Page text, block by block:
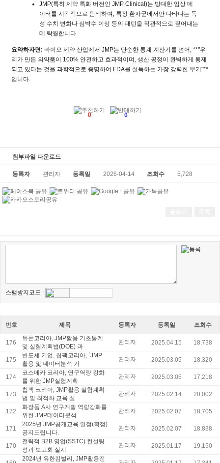
JMP(특히 제약 특화 버전인 JMP Clinical)는 방대한 임상 데
이터를 시각적으로 탐색하여 , 특정 환자군에서만 나타나는 독
성 수치 변화나 심박수 이상 등의 패턴을 직관적으로 짚어내는
데 탁월합니다.
요약하자면: 바이오 제약 산업에서 JMP는 단순한 통계 계산기를 넘어 , **"우
리가 만든 의약품이
100% 안전하고 효과적이며 , 생산 공정이 완벽하게 통제
되고 있다는 것을 과학적으로 증명하여 FDA를 설득하는 가장 강력한 무기 "**
입니다.
0 0
첨부파일 다운로드
등록자 관리자 등록일 2026-04-14 조회수 5,728
스팸방지코드 :
번호 제목 등록자 등록일 조회수
176
듀폰코리아, JMP활용 기초통계
및 실험계획법(DOE) 과
관리자 2025.04.15 18,738
175
반도체 기업, 칩팩코리아, `JMP
활용 및 데이터분석 기
관리자 2025.03.05 18,320
174
코스메카 코리아, 연구역량 강화
를 위한 JMP실험계획
관리자 2025.03.05 17,218
173
칩팩 코리아, JMP활용 실험계획
법 및 최적화 교육 실
관리자 2025.02.14 20,002
172
화장품 A사 연구개발 역량강화를
위한 JMP데이터분석
관리자 2025.02.07 18,705
171
2025년 JMP공개교육 일정(확정)
공지드립니다.
관리자 2025.02.07 18,838
170
전략적 B2B 영업(SSTC) 컨설팅
성과 보고회 실시
관리자 2025.01.17 19,150
2024년 유한킴벌리, JMP활용전